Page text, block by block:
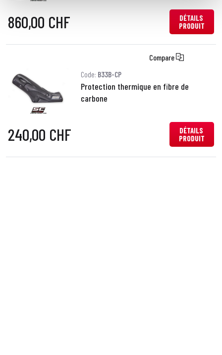
860,00 CHF
DÉTAILS
PRODUIT
Compare
Code: B33B-CP
Protection thermique en fibre de
carbone
240,00 CHF
DÉTAILS
PRODUIT